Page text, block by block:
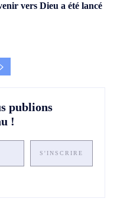
vers Dieu a été lancé
publions
!
S'INSCRIRE